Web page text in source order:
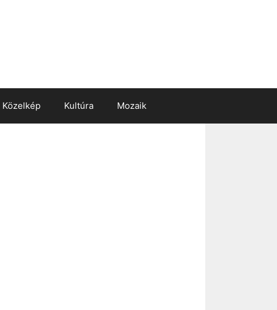
Közelkép Kultúra Mozaik